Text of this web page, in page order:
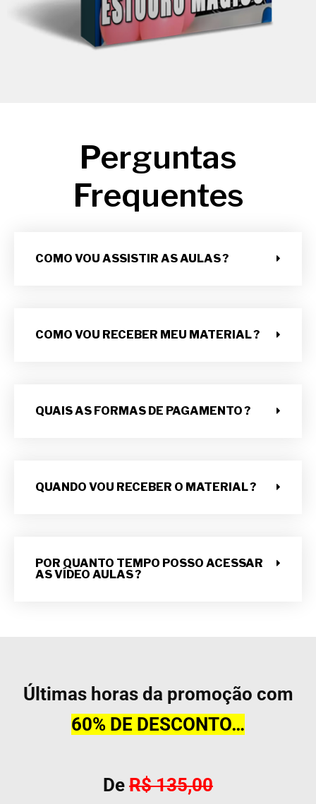
Perguntas
Frequentes
COMO VOU ASSISTIR AS AULAS ?
COMO VOU RECEBER MEU MATERIAL ?
QUAIS AS FORMAS DE PAGAMENTO ?
QUANDO VOU RECEBER O MATERIAL ?
POR QUANTO TEMPO POSSO ACESSAR
AS VÍDEO AULAS ?
Últimas horas da promoção com
60% DE DESCONTO…
De R$ 135,00